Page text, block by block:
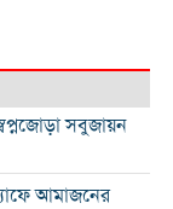
সবুজায়ন
আমাজনের